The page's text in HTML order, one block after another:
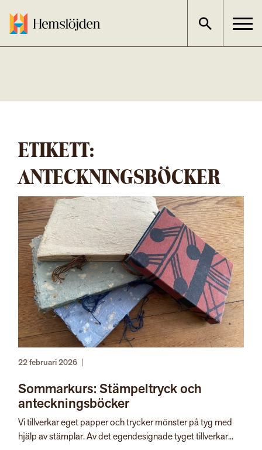
innehållet
ETIKETT:
ANTECKNINGSBÖCKER
22 februari 2026
Sommarkurs: Stämpeltryck och
anteckningsböcker
Vi tillverkar eget papper och trycker mönster på tyg med
hjälp av stämplar. Av det egendesignade tyget tillverkar...